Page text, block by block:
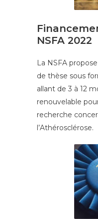
NSFA 2022
La NSFA
de thèse sous
allant de 3 à 12
renouvelable
recherche
l’Athérosclérose.